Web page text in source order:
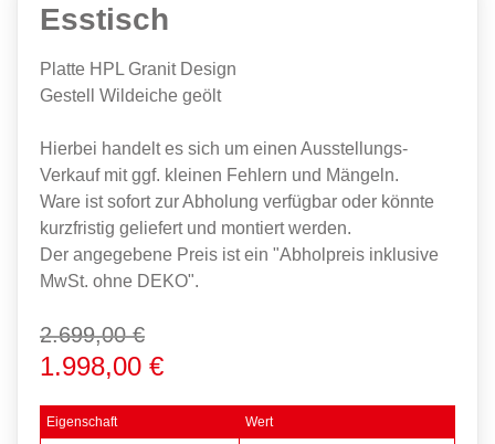
Esstisch
Platte HPL Granit Design
Gestell Wildeiche geölt
Hierbei handelt es sich um einen Ausstellungs-
Verkauf mit ggf. kleinen Fehlern und Mängeln.
Ware ist sofort zur Abholung verfügbar oder könnte
kurzfristig geliefert und montiert werden.
Der angegebene Preis ist ein "Abholpreis inklusive
MwSt. ohne DEKO".
2.699,00 €
1.998,00 €
Eigenschaft Wert